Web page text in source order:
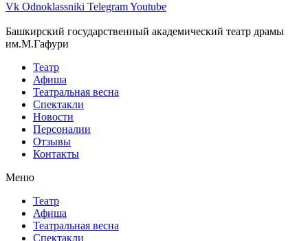
Vk Odnoklassniki TelegramYoutube
Башкирский государственный академический театр драмы
им.М.Гафури
Театр
Афиша
Театральная весна
Спектакли
Новости
Персоналии
Отзывы
Контакты
Меню
Театр
Афиша
Театральная весна
Спектакли